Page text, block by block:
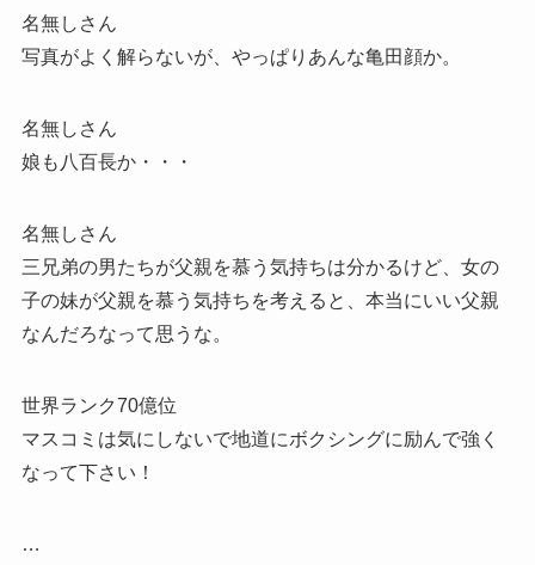
名無しさん
写真がよく解らないが、やっぱりあんな亀田顔か。
名無しさん
娘も八百長か・・・
名無しさん
三兄弟の男たちが父親を慕う気持ちは分かるけど、女の
子の妹が父親を慕う気持ちを考えると、本当にいい父親
なんだろなって思うな。
世界ランク70億位
マスコミは気にしないで地道にボクシングに励んで強く
なって下さい！
…